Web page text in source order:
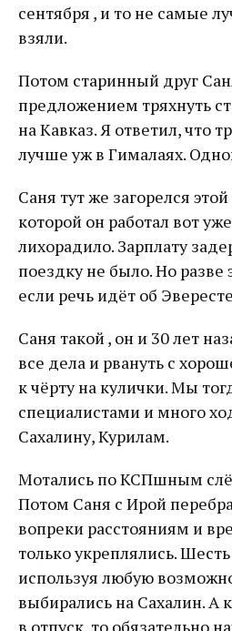
сентября , и то не самые
взяли.
Потом старинный друг
предложением тряхнуть
на Кавказ. Я ответил, что
лучше уж в Гималаях.
Саня тут же загорелся
которой он работал вот
лихорадило. Зарплату
поездку не было. Но разве
если речь идёт об
Саня такой , он и 30 лет
все дела и рвануть с
к чёрту на кулички. Мы
специалистами и много
Сахалину, Курилам.
Мотались по КСПшным
Потом Саня с Ирой
вопреки расстояниям и
только укреплялись.
используя любую
выбирались на Сахалин. А
в отпуск, то обязательно